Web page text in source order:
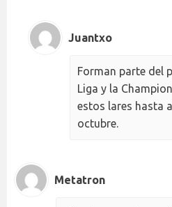
Juantxo
Forman parte del
Liga y la
estos lares hasta
octubre.
Metatron